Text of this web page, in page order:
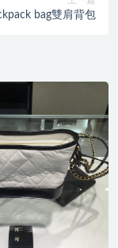
bag雙肩背包